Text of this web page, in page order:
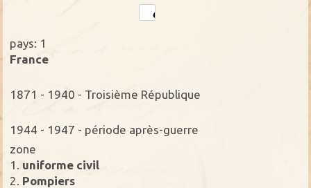
pays: 1
France
1871 - 1940 - Troisième République
1944 - 1947 - période après-guerre
zone
1.
uniforme civil
2. Pompiers